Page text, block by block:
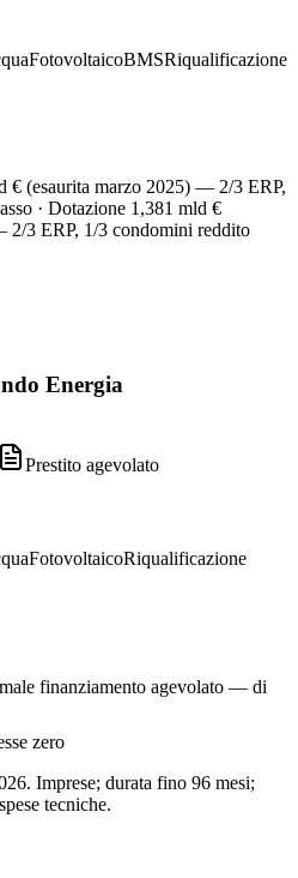
FotovoltaicoBMSRiqualificazione
€ (esaurita marzo 2025) — 2/3 ERP,
· Dotazione 1,381 mld €
2/3 ERP, 1/3 condomini reddito
Energia
Prestito agevolato
FotovoltaicoRiqualificazione
finanziamento agevolato — di
zero
Imprese; durata fino 96 mesi;
tecniche.